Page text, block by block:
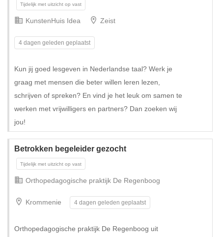
Tijdelijk met uitzicht op vast
KunstenHuis Idea Zeist
4 dagen geleden geplaatst
Kun jij goed lesgeven in Nederlandse taal? Werk je
graag met mensen die beter willen leren lezen,
schrijven of spreken? En vind je het leuk om samen te
werken met vrijwilligers en partners? Dan zoeken wij
jou!
Betrokken begeleider gezocht
Orthopedagogische praktijk De Regenboog
Krommenie 4 dagen geleden geplaatst
Orthopedagogische praktijk De Regenboog uit